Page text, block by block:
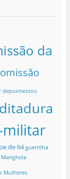
da
depoimentos
ditadura
militar
de 64 guerrilha
Marighela
Mulheres